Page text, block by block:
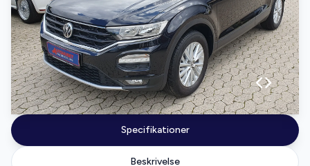
Specifikationer
Beskrivelse